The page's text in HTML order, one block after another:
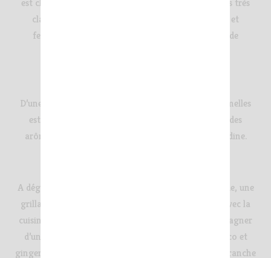
est clarifié par flottation dans le but d’obtenir un jus très
clair, qui sera ensuite vinifié comme un vin blanc et
fermenté à basse température (15°C). Il n’y a pas de
D’une jolie couleur rose clair, le Clair de Rose Les Jamelles
est parfaitement équilibré, frais, vif et rond, avec des
arômes floraux et fruités de framboise et de grenadine.
A déguster bien frais (8°C) en apéritif, avec une salade, une
grillade, une pizza et des légumes d’été. Ou encore avec la
cuisine asiatique. Catherine Delaunay aime l’accompagner
d’une brochette de crevettes marinées au lait de coco et
gingembre. Ou tout simplement d’un melon avec sa tranche